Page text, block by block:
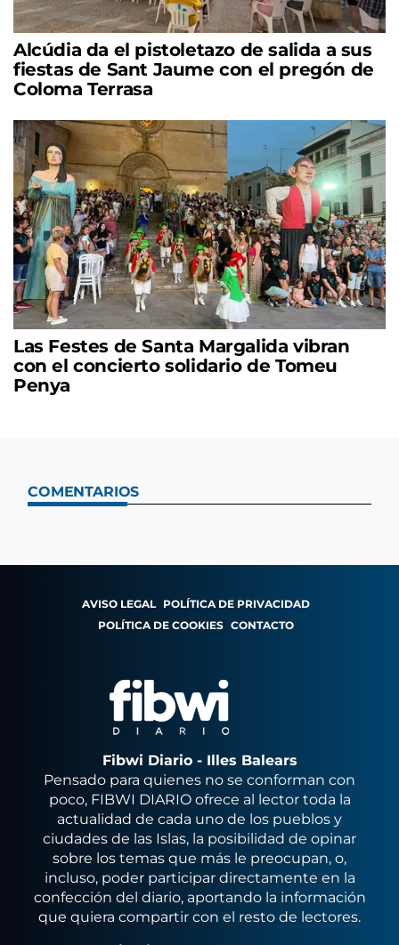
Alcúdia da el pistoletazo de salida a sus
fiestas de Sant Jaume con el pregón de
Coloma Terrasa
Las Festes de Santa Margalida vibran
con el concierto solidario de Tomeu
Penya
COMENTARIOS
AVISO LEGAL POLÍTICA DE PRIVACIDAD
POLÍTICA DE COOKIES CONTACTO
Fibwi Diario - Illes Balears
Pensado para quienes no se conforman con
poco, FIBWI DIARIO ofrece al lector toda la
actualidad de cada uno de los pueblos y
ciudades de las Islas, la posibilidad de opinar
sobre los temas que más le preocupan, o,
incluso, poder participar directamente en la
confección del diario, aportando la información
que quiera compartir con el resto de lectores.